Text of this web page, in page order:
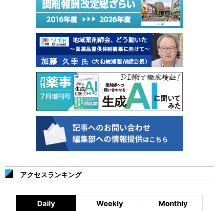
アクセスランキング
Daily Weekly Monthly